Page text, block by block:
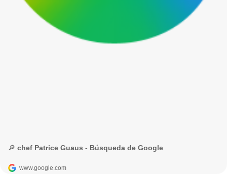
🔎 chef Patrice Guaus - Búsqueda de Google
www.google.com